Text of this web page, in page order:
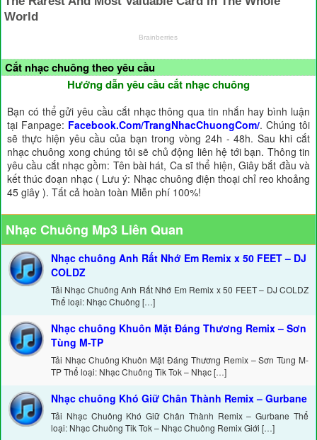
Cắt nhạc chuông theo yêu cầu
Hướng dẫn yêu cầu cắt nhạc chuông
Bạn có thể gửi yêu cầu cắt nhạc thông qua tin nhắn hay bình luận
tại Fanpage: Facebook.Com/TrangNhacChuongCom/. Chúng tôi
sẽ thực hiện yêu cầu của bạn trong vòng 24h - 48h. Sau khi cắt
nhạc chuông xong chúng tôi sẽ chủ động liên hệ tới bạn. Thông tin
yêu cầu cắt nhạc gồm: Tên bài hát, Ca sĩ thể hiện, Giây bắt đầu và
kết thúc đoạn nhạc ( Lưu ý: Nhạc chuông điện thoại chỉ reo khoảng
45 giây ). Tất cả hoàn toàn Miễn phí 100%!
Nhạc Chuông Mp3 Liên Quan
Nhạc chuông Anh Rất Nhớ Em Remix x 50 FEET – DJ
COLDZ
Tải Nhạc Chuông Anh Rất Nhớ Em Remix x 50 FEET – DJ COLDZ
Thể loại: Nhạc Chuông […]
Nhạc chuông Khuôn Mặt Đáng Thương Remix – Sơn
Tùng M-TP
Tải Nhạc Chuông Khuôn Mặt Đáng Thương Remix – Sơn Tùng M-
TP Thể loại: Nhạc Chuông Tik Tok – Nhạc […]
Nhạc chuông Khó Giữ Chân Thành Remix – Gurbane
Tải Nhạc Chuông Khó Giữ Chân Thành Remix – Gurbane Thể
loại: Nhạc Chuông Tik Tok – Nhạc Chuông Remix Giới […]